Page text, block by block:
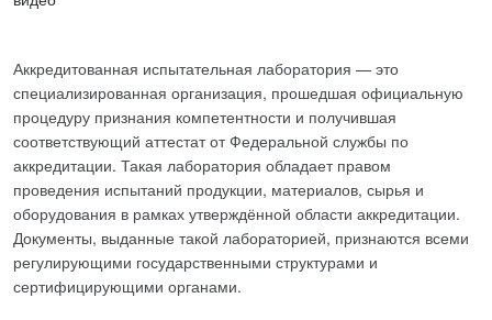
Аккредитованная испытательная лаборатория — это
специализированная организация, прошедшая официальную
процедуру признания компетентности и получившая
соответствующий аттестат от Федеральной службы по
аккредитации. Такая лаборатория обладает правом
проведения испытаний продукции, материалов, сырья и
оборудования в рамках утверждённой области аккредитации.
Документы, выданные такой лабораторией, признаются всеми
регулирующими государственными структурами и
сертифицирующими органами.